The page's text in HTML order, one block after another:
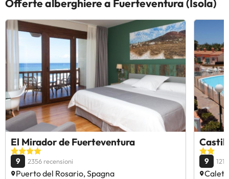
Offerte alberghiere a Fuerteventura (Isola)
El Mirador de Fuerteventura
9 2356 recensioni
Puerto del Rosario, Spagna
9